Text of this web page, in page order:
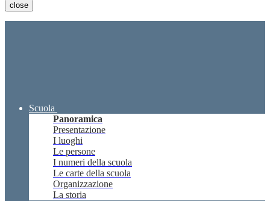
close
Scuola
Panoramica
Presentazione
I luoghi
Le persone
I numeri della scuola
Le carte della scuola
Organizzazione
La storia